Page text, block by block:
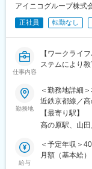
や技能を学び
を身に付けら
■働き方
勤務例：
月：日勤、火
※原則夜勤は連
変更の範囲：
・営業：20名
名）
■将来のキャリ
・まずは営業
り、1年程度
■研修体制：
・入社後まず
業務フローと
す。
■評価制度：
・お客様の視
共に給与も上
■働き方：
アイニコグループ株式
正社員 転勤なし
仕事内容
【ワークライ
ステムにより
■業務内容：
・弊社では、
の目的に寄り
な知識に基づ
■具体的な業務
勤務地
＜勤務地詳細
近鉄京都線／
煙可能場所あ
【最寄り駅】
高の原駅、山
給与
＜予定年収＞
月額（基本給